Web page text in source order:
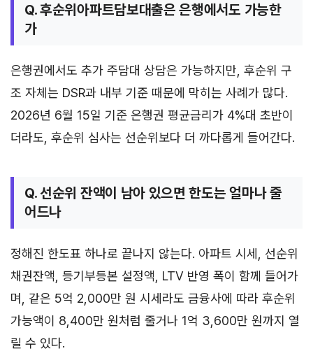
Q. 후순위아파트담보대출은 은행에서도 가능한
가
은행권에서도 추가 주담대 상담은 가능하지만, 후순위 구
조 자체는 DSR과 내부 기준 때문에 막히는 사례가 많다.
2026년 6월 15일 기준 은행권 평균금리가 4%대 초반이
더라도, 후순위 심사는 선순위보다 더 까다롭게 들어간다.
Q. 선순위 잔액이 남아 있으면 한도는 얼마나 줄
어드나
정해진 한도표 하나로 끝나지 않는다. 아파트 시세, 선순위
채권잔액, 등기부등본 설정액, LTV 반영 폭이 함께 들어가
며, 같은 5억 2,000만 원 시세라도 금융사에 따라 후순위
가능액이 8,400만 원처럼 줄거나 1억 3,600만 원까지 열
릴 수 있다.